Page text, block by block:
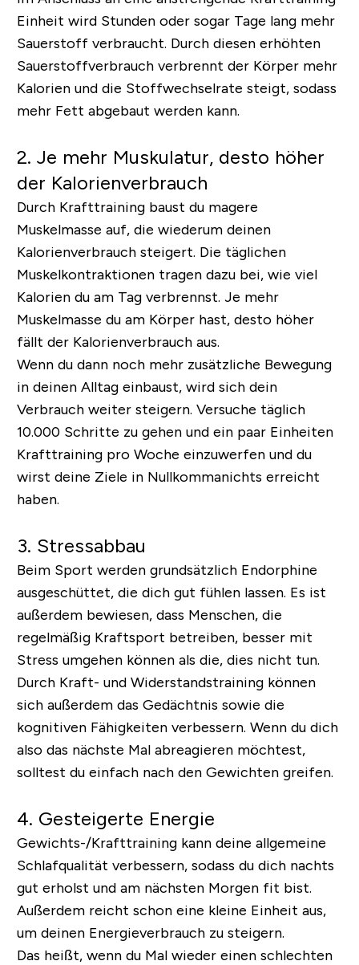
Einheit wird Stunden oder sogar Tage lang mehr
Sauerstoff verbraucht. Durch diesen erhöhten
Sauerstoffverbrauch verbrennt der Körper mehr
Kalorien und die Stoffwechselrate steigt, sodass
mehr Fett abgebaut werden kann.
2. Je mehr Muskulatur, desto höher
der Kalorienverbrauch
Durch Krafttraining baust du magere
Muskelmasse auf, die wiederum deinen
Kalorienverbrauch steigert. Die täglichen
Muskelkontraktionen tragen dazu bei, wie viel
Kalorien du am Tag verbrennst. Je mehr
Muskelmasse du am Körper hast, desto höher
fällt der Kalorienverbrauch aus.
Wenn du dann noch mehr zusätzliche Bewegung
in deinen Alltag einbaust, wird sich dein
Verbrauch weiter steigern. Versuche täglich
10.000 Schritte zu gehen und ein paar Einheiten
Krafttraining pro Woche einzuwerfen und du
wirst deine Ziele in Nullkommanichts erreicht
haben.
3. Stressabbau
Beim Sport werden grundsätzlich Endorphine
ausgeschüttet, die dich gut fühlen lassen. Es ist
außerdem bewiesen, dass Menschen, die
regelmäßig Kraftsport betreiben, besser mit
Stress umgehen können als die, dies nicht tun.
Durch Kraft- und Widerstandstraining können
sich außerdem das Gedächtnis sowie die
kognitiven Fähigkeiten verbessern. Wenn du dich
also das nächste Mal abreagieren möchtest,
solltest du einfach nach den Gewichten greifen.
4. Gesteigerte Energie
Gewichts-/Krafttraining kann deine allgemeine
Schlafqualität verbessern, sodass du dich nachts
gut erholst und am nächsten Morgen fit bist.
Außerdem reicht schon eine kleine Einheit aus,
um deinen Energieverbrauch zu steigern.
Das heißt, wenn du Mal wieder einen schlechten